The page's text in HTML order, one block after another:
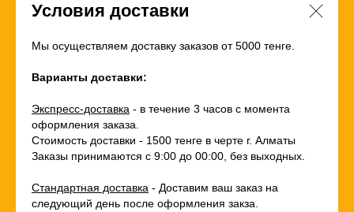
Условия доставки
Мы осуществляем доставку заказов от 5000 тенге.
Варианты доставки:
Экспресс-доставка - в течение 3 часов с момента
оформления заказа.
Стоимость доставки - 1500 тенге в черте г. Алматы
Заказы принимаются с 9:00 до 00:00, без выходных.
Стандартная доставка - Доставим ваш заказ на
следующий день после оформления закза.